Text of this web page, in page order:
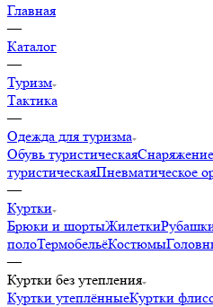
Главная
—
Каталог
—
Туризм
Тактика
—
Одежда для туризма
Обувь туристическая
туристическаяПневматическое
—
Куртки
Брюки и шортыЖилетки
полоТермобельёКостюмы
—
Куртки без утепления
Куртки утеплённыеКуртки